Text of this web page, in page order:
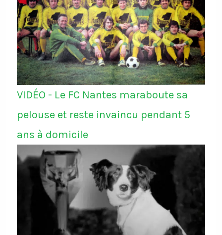
VIDÉO - Le FC Nantes maraboute sa
pelouse et reste invaincu pendant 5
ans à domicile